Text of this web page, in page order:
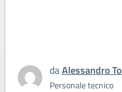
daAlessandro
Personale tecnico